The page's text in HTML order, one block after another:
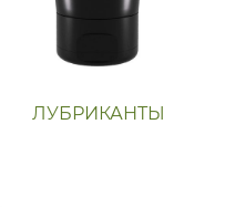
ЛУБРИКАНТЫ